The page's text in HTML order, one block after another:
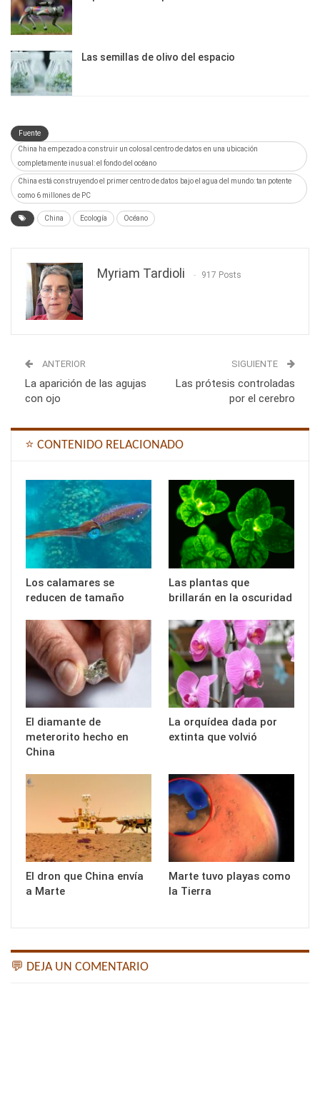
Las semillas de olivo del espacio
Fuente
China ha empezado a construir un colosal centro de datos en una ubicación
completamente inusual: el fondo del océano
China está construyendo el primer centro de datos bajo el agua del mundo: tan potente
como 6 millones de PC
China Ecología Océano
Myriam Tardioli 917 Posts
ANTERIOR
La aparición de las agujas
con ojo
SIGUIENTE
Las prótesis controladas
por el cerebro
⭐ CONTENIDO RELACIONADO
Los calamares se
reducen de tamaño
Las plantas que
brillarán en la oscuridad
El diamante de
meterorito hecho en
China
La orquídea dada por
extinta que volvió
El dron que China envía
a Marte
Marte tuvo playas como
la Tierra
💬 DEJA UN COMENTARIO